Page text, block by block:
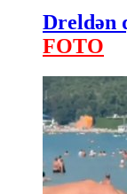
Dreldən
FOTO